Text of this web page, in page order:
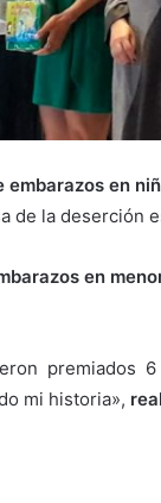
embarazos en
de la deserción
en
premiados
mi historia»,